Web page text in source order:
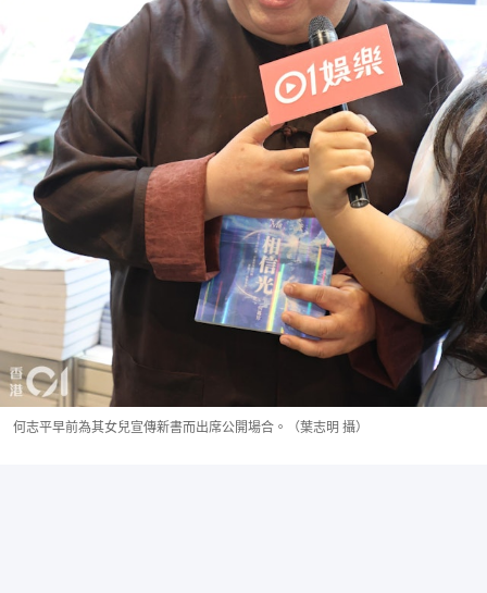
何志平早前為其女兒宣傳新書而出席公開場合。（葉志明 攝）